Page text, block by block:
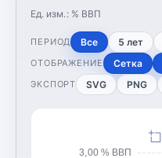
Ед. изм.: % ВВП
ПЕРИОД Все 5 лет
ОТОБРАЖЕНИЕ Сетка
ЭКСПОРТ SVG PNG
3,00 % ВВП